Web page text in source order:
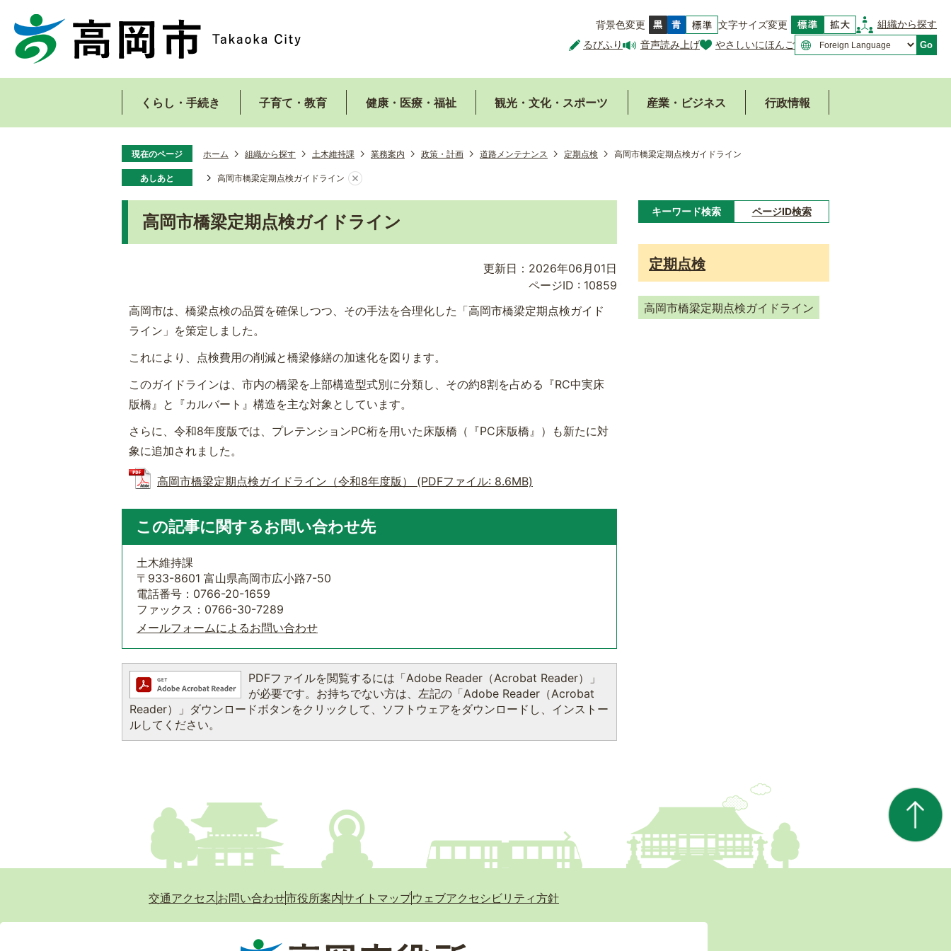
背景色変更 文字サイズ変更
組織から探す
るびふり
音声読み上げ やさしいにほんご Go
くらし・手続き 子育て・教育 健康・医療・福祉 観光・文化・スポーツ 産業・ビジネス 行政情報
現在のページ ホーム 組織から探す 土木維持課 業務案内 政策・計画 道路メンテナンス 定期点検 高岡市橋梁定期点検ガイドライン
あしあと 高岡市橋梁定期点検ガイドライン
高岡市橋梁定期点検ガイドライン
更新日：2026年06月01日
ページID : 10859
高岡市は、橋梁点検の品質を確保しつつ、その手法を合理化した「高岡市橋梁定期点検ガイド
ライン」を策定しました。
これにより、点検費用の削減と橋梁修繕の加速化を図ります。
このガイドラインは、市内の橋梁を上部構造型式別に分類し、その約8割を占める『RC中実床
版橋』と『カルバート』構造を主な対象としています。
さらに、令和8年度版では、プレテンションPC桁を用いた床版橋（『PC床版橋』）も新たに対
象に追加されました。
高岡市橋梁定期点検ガイドライン（令和8年度版） (PDFファイル: 8.6MB)
この記事に関するお問い合わせ先
土木維持課
〒933-8601 富山県高岡市広小路7-50
電話番号：0766-20-1659
ファックス：0766-30-7289
メールフォームによるお問い合わせ
PDFファイルを閲覧するには「Adobe Reader（Acrobat Reader）」
が必要です。お持ちでない方は、左記の「Adobe Reader（Acrobat
Reader）」ダウンロードボタンをクリックして、ソフトウェアをダウンロードし、インストー
ルしてください。
キーワード検索 ページID検索
ワ
ー
ド
定期点検
高岡市橋梁定期点検ガイドライン
交通アクセス お問い合わせ市役所案内サイトマップウェブアクセシビリティ方針